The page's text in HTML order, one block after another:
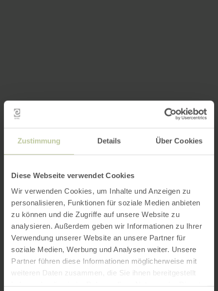
Zustimmung Details Über Cookies
Diese Webseite verwendet Cookies
Wir verwenden Cookies, um Inhalte und Anzeigen zu
personalisieren, Funktionen für soziale Medien anbieten
zu können und die Zugriffe auf unsere Website zu
analysieren. Außerdem geben wir Informationen zu Ihrer
Verwendung unserer Website an unsere Partner für
soziale Medien, Werbung und Analysen weiter. Unsere
Partner führen diese Informationen möglicherweise mit
weiteren Daten zusammen, die Sie ihnen bereitgestellt